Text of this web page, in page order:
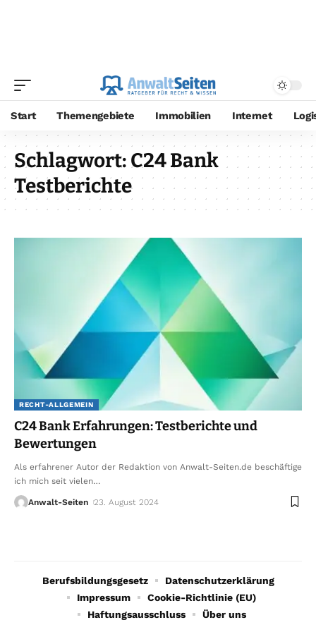
Start Themengebiete Immobilien Internet
Schlagwort: C24 Bank
Testberichte
RECHT-ALLGEMEIN
C24 Bank Erfahrungen: Testberichte und
Bewertungen
Als erfahrener Autor der Redaktion von Anwalt-Seiten.de beschäftige
ich mich seit vielen…
Anwalt-Seiten 23. August 2024
Berufsbildungsgesetz
Datenschutzerklärung
Impressum
Cookie-Richtlinie (EU)
Haftungsausschluss
Über uns